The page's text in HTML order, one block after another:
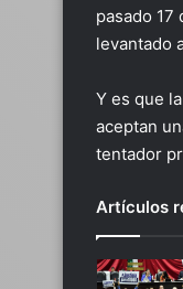
pasado
levantado
Y es que
aceptan
tentador
Artículos